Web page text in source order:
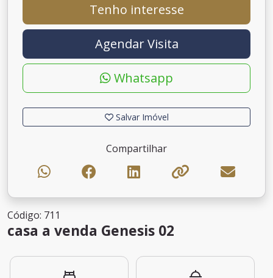
Código: 711
casa a venda Genesis 02
Tenho interesse
Agendar Visita
Whatsapp
Salvar Imóvel
Compartilhar